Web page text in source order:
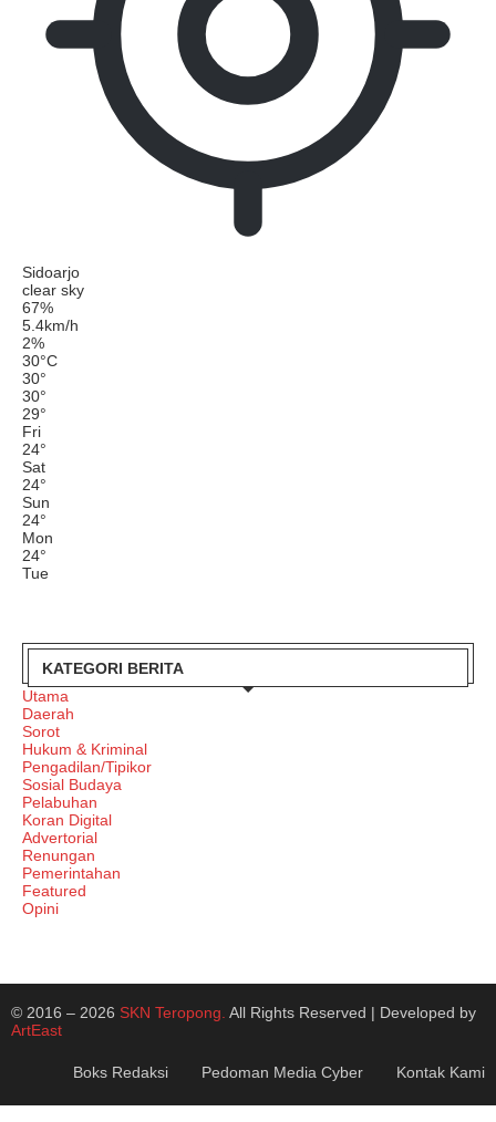
Sidoarjo
clear sky
67%
5.4km/h
2%
30°C
30°
30°
29°
Fri
24°
Sat
24°
Sun
24°
Mon
24°
Tue
KATEGORI BERITA
Utama
Daerah
Sorot
Hukum & Kriminal
Pengadilan/Tipikor
Sosial Budaya
Pelabuhan
Koran Digital
Advertorial
Renungan
Pemerintahan
Featured
Opini
© 2016 – 2026 SKN Teropong. All Rights Reserved | Developed by
ArtEast
Boks Redaksi Pedoman Media Cyber Kontak Kami